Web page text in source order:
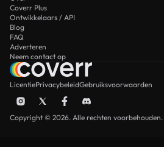
Coverr Plus
Ontwikkelaars / API
Blog
FAQ
Adverteren
Neem contact op
LicentiePrivacybeleidGebruiksvoorwaarden
Copyright © 2026. Alle rechten voorbehouden.